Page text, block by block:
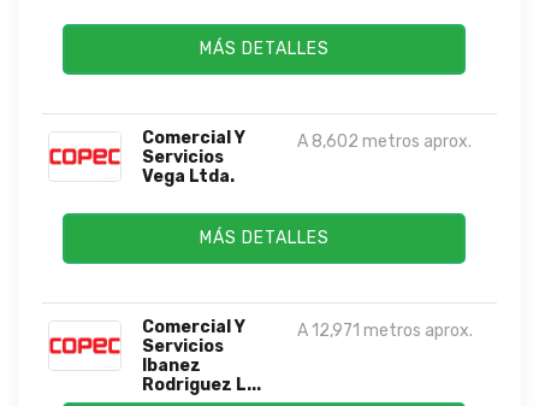
MÁS DETALLES
Comercial Y
Servicios
Vega Ltda.
A 8,602 metros aprox.
MÁS DETALLES
Comercial Y
Servicios
Ibanez
Rodriguez L...
A 12,971 metros aprox.